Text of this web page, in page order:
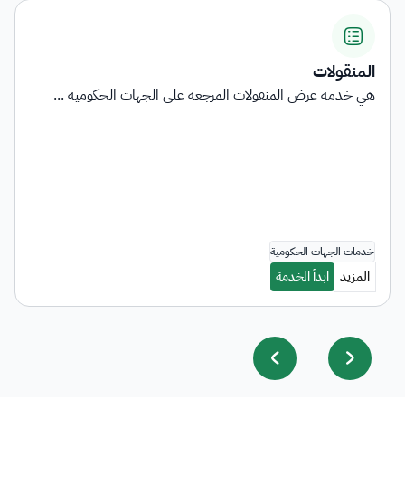
المنقولات
هي خدمة عرض المنقولات المرجعة على الجهات الحكومية ...